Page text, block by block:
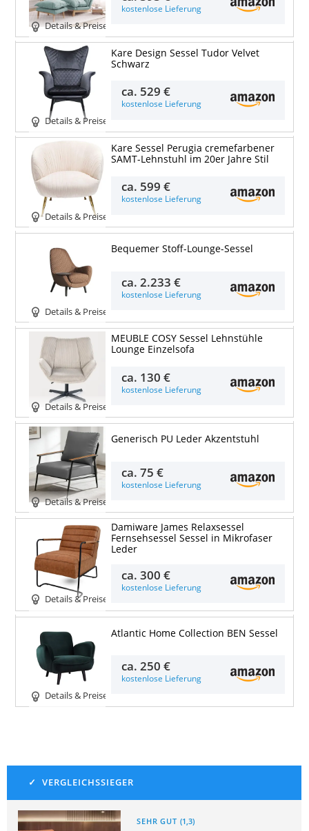
Details & Preise
kostenlose Lieferung
Details & Preise
Kare Design Sessel Tudor Velvet
Schwarz
ca. 529 €
kostenlose Lieferung
Details & Preise
Kare Sessel Perugia cremefarbener
SAMT-Lehnstuhl im 20er Jahre Stil
ca. 599 €
kostenlose Lieferung
Details & Preise
Bequemer Stoff-Lounge-Sessel
ca.2.233 €
kostenlose Lieferung
Details & Preise
MEUBLE COSY Sessel Lehnstühle
Lounge Einzelsofa
ca. 130 €
kostenlose Lieferung
Details & Preise
Generisch PU Leder Akzentstuhl
ca.75 €
kostenlose Lieferung
Details & Preise
Damiware James Relaxsessel
Fernsehsessel Sessel in Mikrofaser
Leder
ca.300 €
kostenlose Lieferung
Details & Preise
Atlantic Home Collection BEN Sessel
ca.250 €
kostenlose Lieferung
SEHR GUT (1,3)